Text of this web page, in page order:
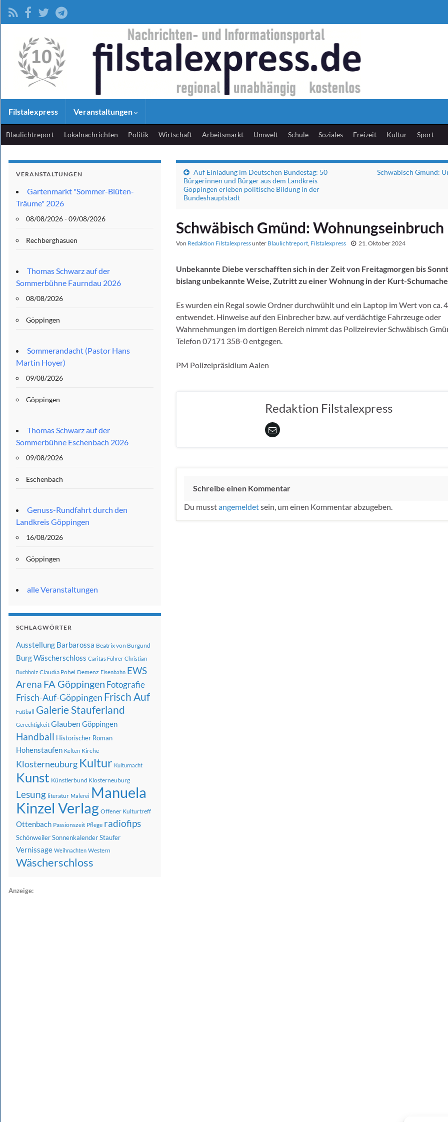
Filstalexpress Veranstaltungen
Blaulichtreport Lokalnachrichten Politik Wirtschaft Arbeitsmarkt Umwelt Schule Soziales Freizeit Kultur Sport
Auf Einladung im Deutschen Bundestag: 50
Bürgerinnen und Bürger aus dem Landkreis
Göppingen erleben politische Bildung in der
Bundeshauptstadt
Schwäbisch Gmünd:
Schwäbisch Gmünd: Wohnungseinbruch
Von Redaktion Filstalexpressunter Blaulichtreport, Filstalexpress 21. Oktober 2024
Unbekannte Diebe verschafften sich in der Zeit von Freitagmorgen bis
bislang unbekannte Weise, Zutritt zu einer Wohnung in der Kurt-
Es wurden ein Regal sowie Ordner durchwühlt und ein Laptop im Wert von ca.
entwendet. Hinweise auf den Einbrecher bzw. auf verdächtige Fahrzeuge oder
Wahrnehmungen im dortigen Bereich nimmt das Polizeirevier Schwäbisch
Telefon 07171 358-0 entgegen.
PM Polizeipräsidium Aalen
Redaktion Filstalexpress
Schreibe einen Kommentar
Du musstangemeldetsein, um einen Kommentar abzugeben.
VERANSTALTUNGEN
Gartenmarkt "Sommer-Blüten-
Träume" 2026
08/08/2026 - 09/08/2026
Rechberghasuen
Thomas Schwarz auf der
Sommerbühne Faurndau 2026
08/08/2026
Göppingen
Sommerandacht (Pastor Hans
Martin Hoyer)
09/08/2026
Göppingen
Thomas Schwarz auf der
Sommerbühne Eschenbach 2026
09/08/2026
Eschenbach
Genuss-Rundfahrt durch den
Landkreis Göppingen
16/08/2026
Göppingen
alle Veranstaltungen
SCHLAGWÖRTER
Ausstellung Barbarossa Beatrix von Burgund
Burg Wäscherschloss Caritas Führer Christian
Buchholz Claudia Pohel Demenz Eisenbahn EWS
Arena FA Göppingen Fotografie
Frisch-Auf-Göppingen Frisch Auf
Fußball Galerie Stauferland
Gerechtigkeit Glauben Göppingen
Handball Historischer Roman
Hohenstaufen Kelten Kirche
Klosterneuburg Kultur Kulturnacht
Kunst Künstlerbund Klosterneuburg
Lesung literatur Malerei Manuela
Kinzel Verlag Offener Kulturtreff
Ottenbach Passionszeit Pflege radiofips
SchönweilerSonnenkalenderStaufer
Vernissage Weihnachten Western
Wäscherschloss
Anzeige: